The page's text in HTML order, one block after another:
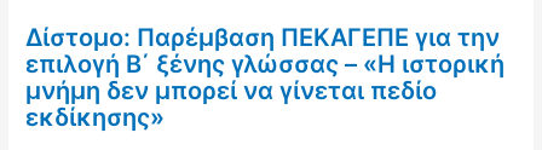
Δίστομο: Παρέμβαση ΠΕΚΑΓΕΠΕ για την
επιλογή Β΄ ξένης γλώσσας – «Η ιστορική
μνήμη δεν μπορεί να γίνεται πεδίο
εκδίκησης»